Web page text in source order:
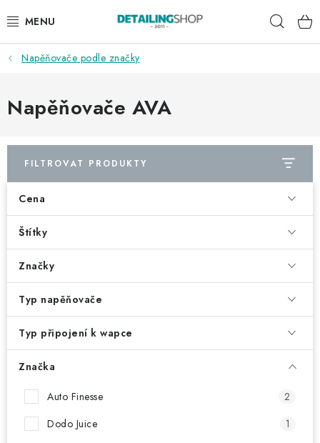
na
AKCE
NOVINKY
DÁRKOVÉ SADY A POUKAZY
ČLÁNKY
NAŠE SLUŽBY
KONTAKTY
PRODÁVANÉ ZNAČKY
BYDLENÍ
Napěňovače podle značky
Napěňovače AVA
FILTROVAT PRODUKTY
Cena
Štítky
Značky
Typ napěňovače
Typ připojení k wapce
Značka
Auto Finesse
2
Dodo Juice
1